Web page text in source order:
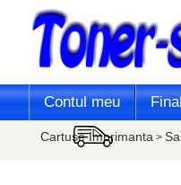
Contul meu
Cartuse Imprimanta >